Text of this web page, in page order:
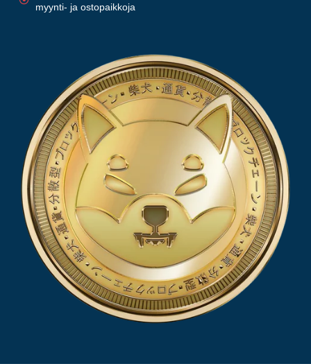
myynti- ja ostopaikkoja